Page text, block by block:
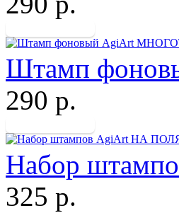
Штамп
290 р.
Набор
325 р.